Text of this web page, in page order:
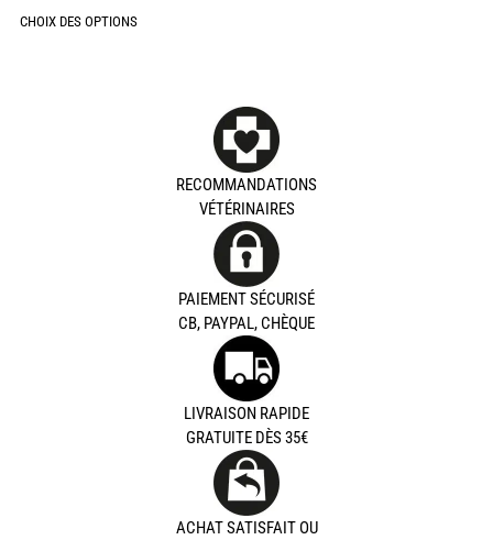
CHOIX DES OPTIONS
RECOMMANDATIONS
VÉTÉRINAIRES
PAIEMENT SÉCURISÉ
CB, PAYPAL, CHÈQUE
LIVRAISON RAPIDE
GRATUITE DÈS 35€
ACHAT SATISFAIT OU